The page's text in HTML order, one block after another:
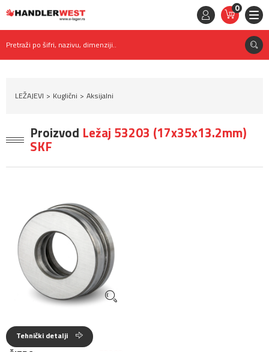
0
STAVKE
0,
RSD
Pretraži po šifri, nazivu, dimenziji..
LEŽAJEVI Kuglični Aksijalni
Proizvod Ležaj 53203 (17x35x13.2mm)
SKF
Tehnički detalji